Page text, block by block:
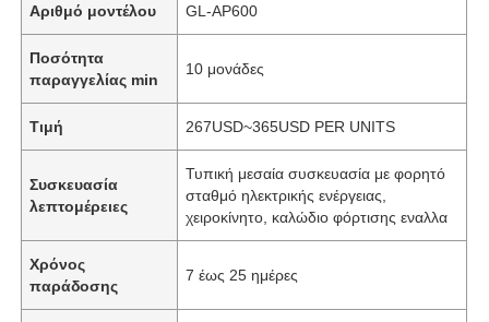
Αριθμό μοντέλου GL-AP600
Ποσότητα
παραγγελίας min
10 μονάδες
Τιμή 267USD~365USD PER UNITS
Συσκευασία
λεπτομέρειες
Τυπική μεσαία συσκευασία με φορητό
σταθμό ηλεκτρικής ενέργειας,
χειροκίνητο, καλώδιο φόρτισης εναλλα
Χρόνος
παράδοσης
7 έως 25 ημέρες